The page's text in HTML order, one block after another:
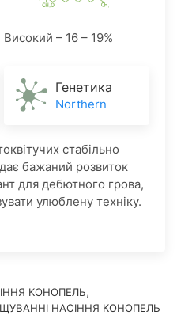
Високий – 16 – 19%
Генетика
Northern
стабільно
бажаний розвиток
для дебютного грова,
улюблену техніку.
КОНОПЕЛЬ,
НАСІННЯ КОНОПЕЛЬ